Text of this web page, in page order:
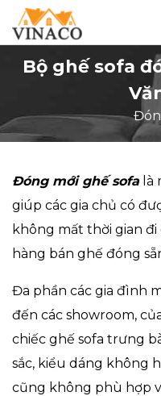
Bộ ghế sofa
Đóng mới ghế sofalà
giúp các gia chủ có
không mất thời gian
hàng bán ghế đóng
Đa phần các gia đình
đến các showroom,
chiếc ghế sofa trưng
sắc, kiểu dáng không
cũng không phù hợp